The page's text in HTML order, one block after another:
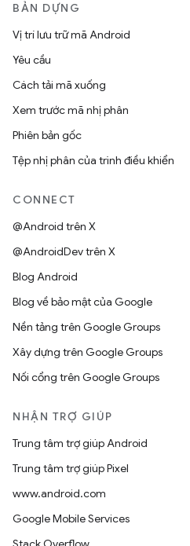
BẢN DỰNG
Vị trí lưu trữ mã Android
Yêu cầu
Cách tải mã xuống
Xem trước mã nhị phân
Phiên bản gốc
Tệp nhị phân của trình điều khiển
CONNECT
@Android trên X
@AndroidDev trên X
Blog Android
Blog về bảo mật của Google
Nền tảng trên Google Groups
Xây dựng trên Google Groups
Nối cổng trên Google Groups
NHẬN TRỢ GIÚP
Trung tâm trợ giúp Android
Trung tâm trợ giúp Pixel
www.android.com
Google Mobile Services